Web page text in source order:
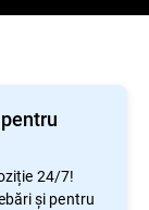
24/7!
și pentru